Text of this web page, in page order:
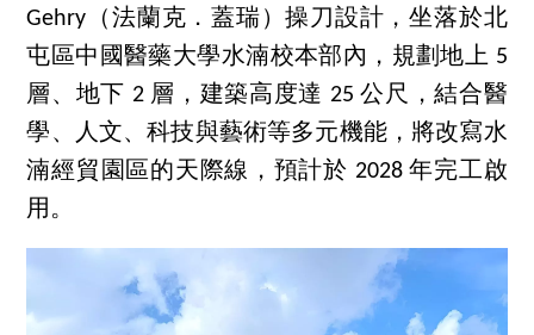
Gehry（法蘭克．蓋瑞）操刀設計，坐落於北
屯區中國醫藥大學水湳校本部內，規劃地上 5
層、地下 2 層，建築高度達 25 公尺，結合醫
學、人文、科技與藝術等多元機能，將改寫水
湳經貿園區的天際線，預計於 2028 年完工啟
用。